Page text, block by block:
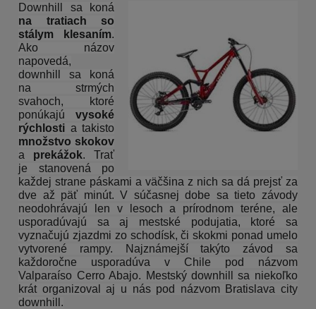
Downhill sa koná
na tratiach so
stálym klesaním.
Ako názov
napovedá,
downhill sa koná
na strmých
svahoch, ktoré
ponúkajú vysoké
rýchlosti a takisto
množstvo skokov
a prekážok. Trať
je stanovená po
každej strane páskami a väčšina z nich sa dá prejsť za
dve až päť minút. V súčasnej dobe sa tieto závody
neodohrávajú len v lesoch a prírodnom teréne, ale
usporadúvajú sa aj mestské podujatia, ktoré sa
vyznačujú zjazdmi zo schodísk, či skokmi ponad umelo
vytvorené rampy. Najznámejší takýto závod sa
každoročne usporadúva v Chile pod názvom
Valparaíso Cerro Abajo. Mestský downhill sa niekoľko
krát organizoval aj u nás pod názvom Bratislava city
downhill.